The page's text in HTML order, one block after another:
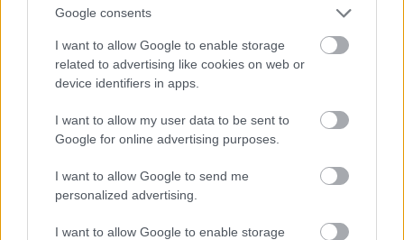
Google consents
I want to allow Google to enable storage
related to advertising like cookies on web or
device identifiers in apps.
I want to allow my user data to be sent to
Google for online advertising purposes.
I want to allow Google to send me
personalized advertising.
I want to allow Google to enable storage
Az utca főtér felőli torkolatánál több szálloda is
nyílt, például a "Grand Hotel Palatinus". A hatalmas
szecessziós épületben (a képen csak a fele látszik)
nagy színházterem is helyet kapott.